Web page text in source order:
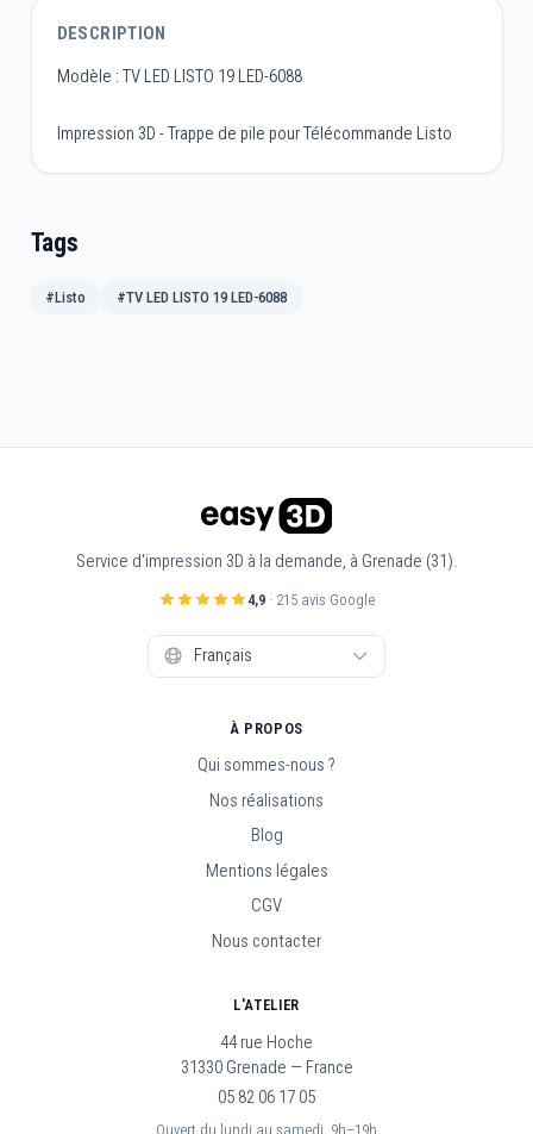
DESCRIPTION
Modèle : TV LED LISTO 19 LED-6088
Impression 3D - Trappe de pile pour Télécommande Listo
Tags
#Listo #TV LED LISTO 19 LED-6088
Service d'impression 3D à la demande, à Grenade (31).
4,9· 215 avis Google
À PROPOS
Qui sommes-nous ?
Nos réalisations
Blog
Mentions légales
CGV
Nous contacter
L'ATELIER
44 rue Hoche
31330 Grenade — France
05 82 06 17 05
Ouvert du lundi au samedi, 9h–19h